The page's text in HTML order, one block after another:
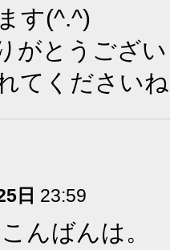
す(^.^)
がとうござ
てください
日 23:59
んばんは。